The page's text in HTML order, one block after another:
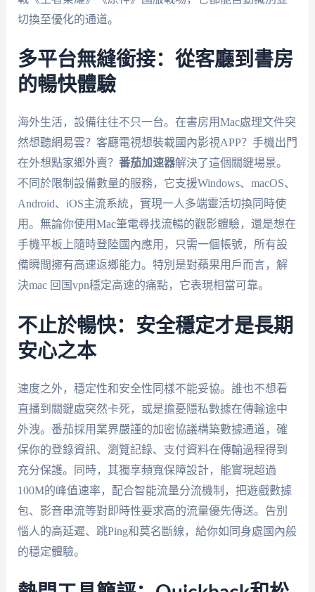
切換至優化的通道。
多平台無縫銜接：從客廳到書房
的暢快體驗
海外生活，設備往往不只一台。在書房用Mac處理文件突
然想聽網易雲？客廳電視想裝載國內影視APP？手機出門
在外想點家鄉外賣？ 番茄加速器解決了這個關鍵場景。
不同於限制設備數量的服務，它支援Windows、macOS、
Android、iOS主流系統，實現一人多端靈活切換同時使
用。無論你使用Mac筆電尋找流暢的觀影體驗，還是想在
手機平板上隨時登陸國內應用，只需一個帳號，所有設
備瞬間擁有高速返鄉能力。特別是對蘋果用戶而言，解
決mac 回国vpn穩定高速的痛點，它表現相當可靠。
不止於暢快：安全穩定才是長期
安心之本
速度之外，穩定性和安全性同樣不能妥協。誰也不想看
直播到關鍵處突然卡死，或是擔憂隱私數據在傳輸途中
外洩。番茄採用業界嚴謹的加密協議構築數據通道，確
保你的登錄資訊、瀏覽記錄、支付資料在傳輸過程得到
充分保護。同時，其獨享頻寬保障設計，能實現超過
100M的峰值速率，配合智能流量分流機制，把遊戲數據
包、影音串流等對即時性要求高的流量優先傳送。告別
惱人的高延遲、跳Ping和莫名斷線，給你如同身處國內般
的穩定體驗。